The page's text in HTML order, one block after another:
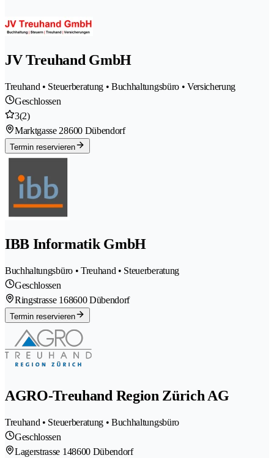
JV Treuhand GmbH
Treuhand • Steuerberatung • Buchhaltungsbüro • Versicherung
Geschlossen
3(2)
Marktgasse 28600 Dübendorf
Termin reservieren
IBB Informatik GmbH
Buchhaltungsbüro • Treuhand • Steuerberatung
Geschlossen
Ringstrasse 168600 Dübendorf
Termin reservieren
AGRO-Treuhand Region Zürich AG
Treuhand • Steuerberatung • Buchhaltungsbüro
Geschlossen
Lagerstrasse 148600 Dübendorf